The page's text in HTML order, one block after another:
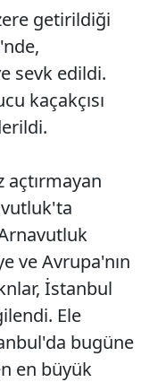
getirildiği
sevk edildi.
kaçakçısı
ve Avrupa'nın
İstanbul
Ele
bugüne
en büyük